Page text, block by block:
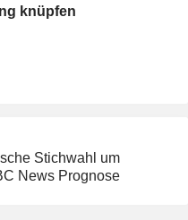
knüpfen
Stichwahl um
News Prognose